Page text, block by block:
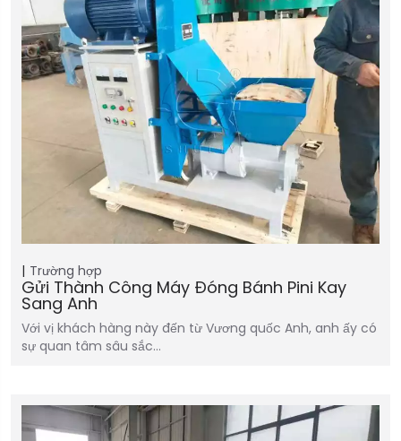
Trường hợp
Gửi Thành Công Máy Đóng Bánh Pini Kay
Sang Anh
Với vị khách hàng này đến từ Vương quốc Anh, anh ấy có
sự quan tâm sâu sắc…